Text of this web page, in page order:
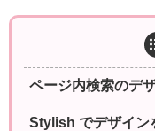
ページ内検索のデ
Stylish でデザイン